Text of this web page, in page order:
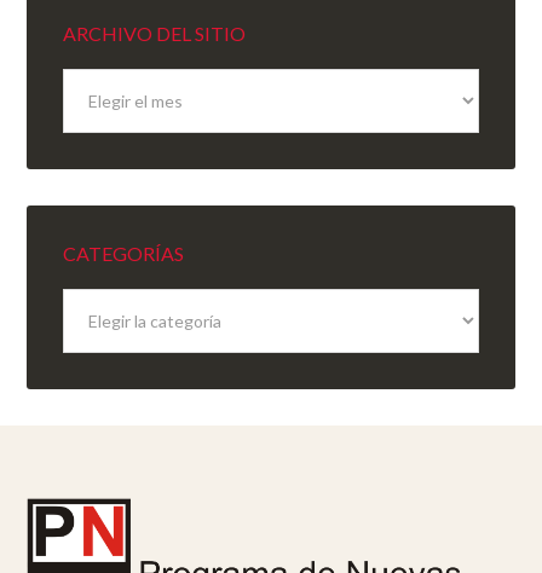
ARCHIVO DEL SITIO
sitio
CATEGORÍAS